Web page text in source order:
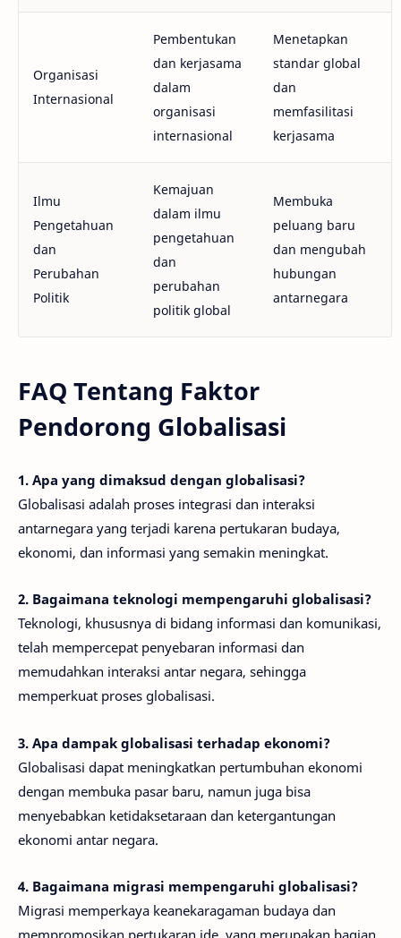
Organisasi
Internasional
Pembentukan
dan kerjasama
dalam
organisasi
internasional
Menetapkan
standar global
dan
memfasilitasi
kerjasama
Ilmu
Pengetahuan
dan
Perubahan
Politik
Kemajuan
dalam ilmu
pengetahuan
dan
perubahan
politik global
Membuka
peluang baru
dan mengubah
hubungan
antarnegara
FAQ Tentang Faktor
Pendorong Globalisasi
1. Apa yang dimaksud dengan globalisasi?
Globalisasi adalah proses integrasi dan interaksi
antarnegara yang terjadi karena pertukaran budaya,
ekonomi, dan informasi yang semakin meningkat.
2. Bagaimana teknologi mempengaruhi globalisasi?
Teknologi, khususnya di bidang informasi dan komunikasi,
telah mempercepat penyebaran informasi dan
memudahkan interaksi antar negara, sehingga
memperkuat proses globalisasi.
3. Apa dampak globalisasi terhadap ekonomi?
Globalisasi dapat meningkatkan pertumbuhan ekonomi
dengan membuka pasar baru, namun juga bisa
menyebabkan ketidaksetaraan dan ketergantungan
ekonomi antar negara.
4. Bagaimana migrasi mempengaruhi globalisasi?
Migrasi memperkaya keanekaragaman budaya dan